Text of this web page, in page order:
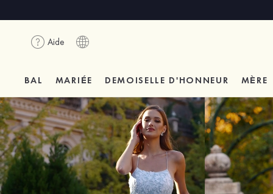
Aide
BAL MARIÉE DEMOISELLE D'HONNEUR MÈRE